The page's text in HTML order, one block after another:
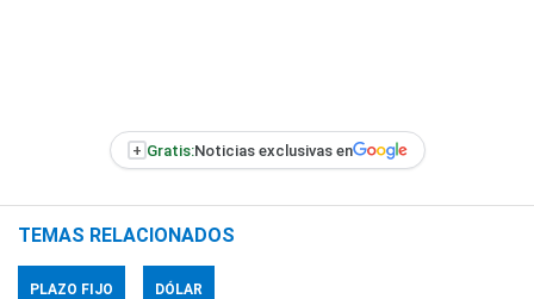
+ Gratis:Noticias exclusivas en
TEMAS RELACIONADOS
PLAZO FIJO DÓLAR